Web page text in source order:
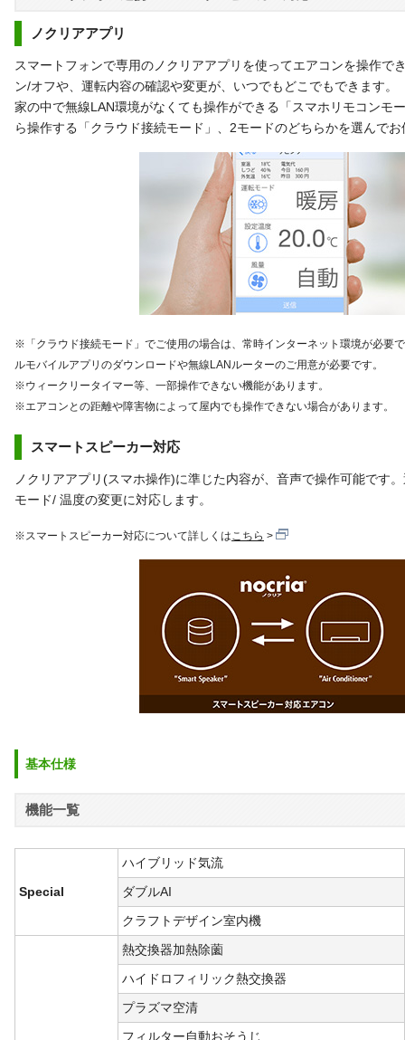
ノクリアアプリ
スマートフォンで専用のノクリアアプリを使ってエアコンを操作で
ン/オフや、運転内容の確認や変更が、いつでもどこでもできます。
家の中で無線LAN環境がなくても操作ができる「スマホリモコンモ
ら操作する「クラウド接続モード」、2モードのどちらかを選んで
※「クラウド接続モード」でご使用の場合は、常時インターネット環境が必要
ルモバイルアプリのダウンロードや無線LANルーターのご用意が必要です。
※ウィークリータイマー等、一部操作できない機能があります。
※エアコンとの距離や障害物によって屋内でも操作できない場合があります。
スマートスピーカー対応
ノクリアアプリ(スマホ操作)に準じた内容が、音声で操作可能です
モード/ 温度の変更に対応します。
※スマートスピーカー対応について詳しくは こちら
基本仕様
機能一覧
Special
ハイブリッド気流
ダブルAI
クラフトデザイン室内機
熱交換器加熱除薗
ハイドロフィリック熱交換器
プラズマ空清
フィルター自動おそうじ